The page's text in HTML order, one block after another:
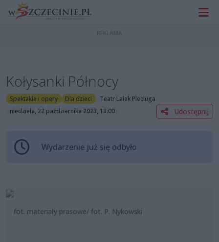
Kołysanki Północy
Spektakle i opery Dla dzieci
Teatr Lalek Pleciuga
niedziela, 22 października 2023, 13:00
Udostępnij
Wydarzenie już się odbyło
fot. materiały prasowe/ fot. P. Nykowski